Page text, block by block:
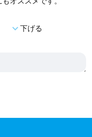
expand_more下げる